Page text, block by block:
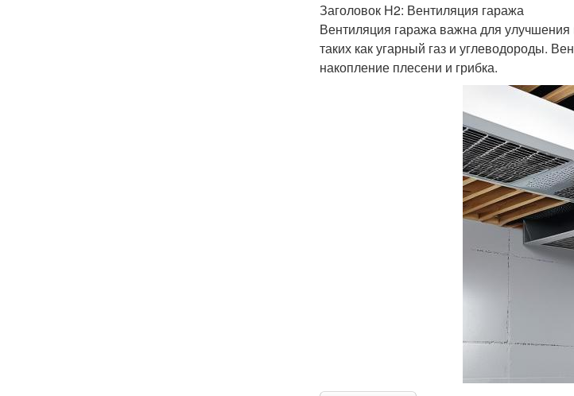
Заголовок H2: Вентиляция гаража
Вентиляция гаража важна для
таких как угарный газ и углеводороды.
накопление плесени и грибка.